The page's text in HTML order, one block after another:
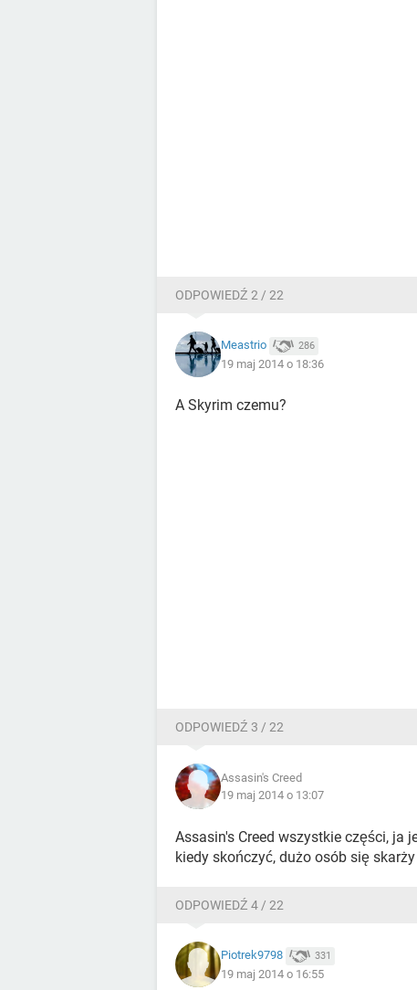
ODPOWIEDŹ 2 / 22
Meastrio 286
19 maj 2014 o 18:36
A Skyrim czemu?
ODPOWIEDŹ 3 / 22
Assasin's Creed
19 maj 2014 o 13:07
Assasin's Creed wszystkie części, ja
kiedy skończyć, dużo osób się
ODPOWIEDŹ 4 / 22
Piotrek9798 331
19 maj 2014 o 16:55